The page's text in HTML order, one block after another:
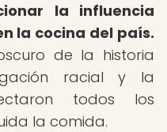
la influencia
la cocina del país.
de la historia
racial y la
todos los
la comida.